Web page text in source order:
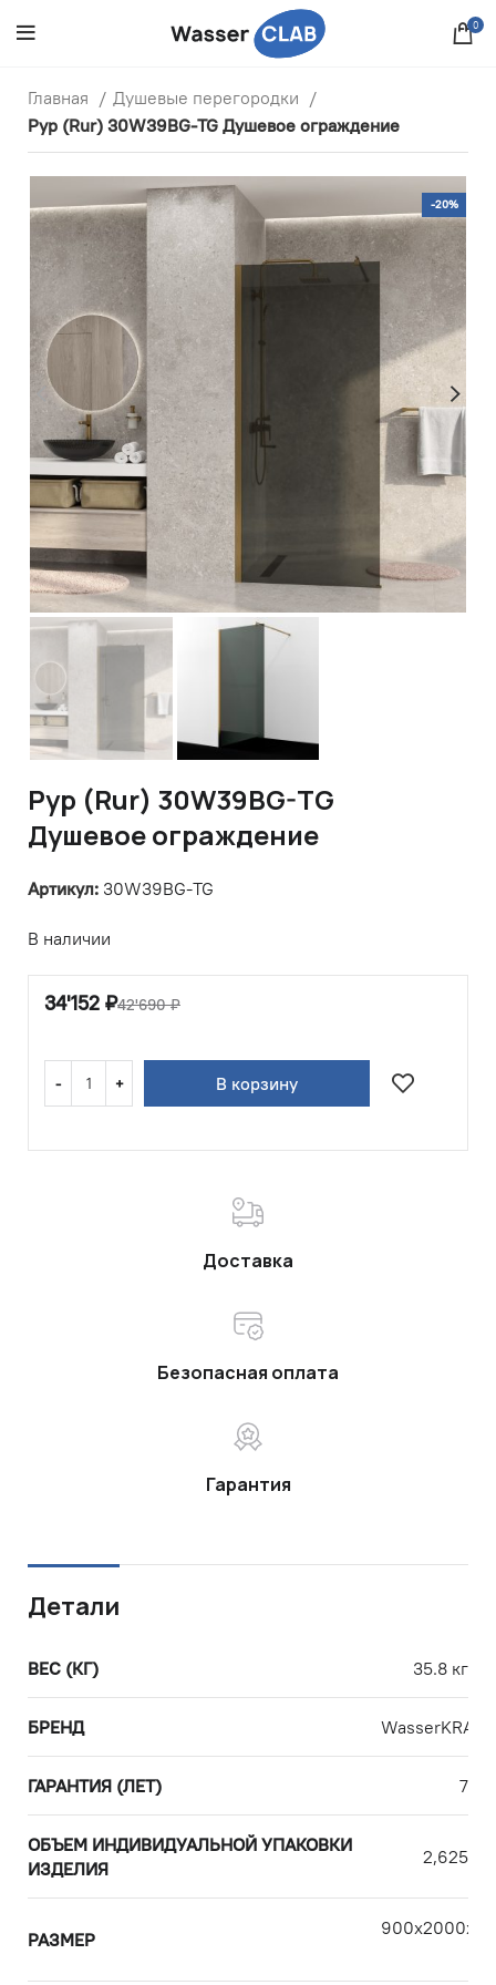
0
Главная
Душевые перегородки
Рур (Rur) 30W39BG-TG Душевое ограждение
-20%
Рур (Rur) 30W39BG-TG
Душевое ограждение
Артикул: 30W39BG-TG
В наличии
34'152 ₽42'690₽
В корзину
Доставка
Безопасная оплата
Гарантия
Детали
ВЕС (КГ) 35.8 кг
БРЕНД WasserKRAFT
ГАРАНТИЯ (ЛЕТ) 7
ОБЪЕМ ИНДИВИДУАЛЬНОЙ УПАКОВКИ
ИЗДЕЛИЯ
2,625
РАЗМЕР